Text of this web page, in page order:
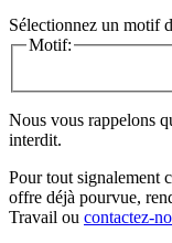
Sélectionnez un motif
Motif:
Nous vous rappelons
interdit.
Pour tout signalement
offre déjà pourvue,
Travail ou contactez-